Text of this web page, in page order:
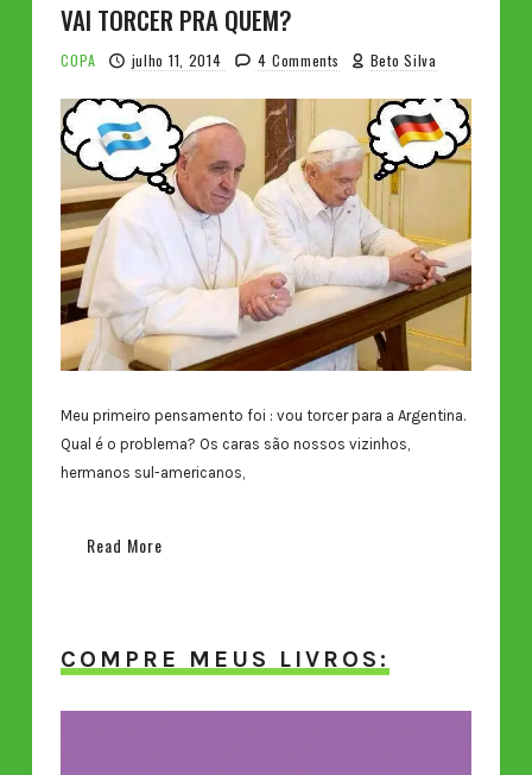
VAI TORCER PRA QUEM?
COPA julho 11, 2014 4 Comments Beto Silva
Meu primeiro pensamento foi : vou torcer para a Argentina.
Qual é o problema? Os caras são nossos vizinhos,
hermanos sul-americanos,
Read More
COMPRE MEUS LIVROS: